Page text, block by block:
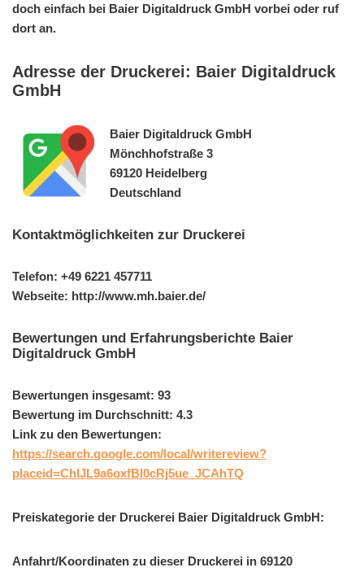
doch einfach bei Baier Digitaldruck GmbH vorbei oder ruf
dort an.
Adresse der Druckerei: Baier Digitaldruck
GmbH
Baier Digitaldruck GmbH
Mönchhofstraße 3
69120 Heidelberg
Deutschland
Kontaktmöglichkeiten zur Druckerei
Telefon: +49 6221 457711
Webseite: http://www.mh.baier.de/
Bewertungen und Erfahrungsberichte Baier
Digitaldruck GmbH
Bewertungen insgesamt: 93
Bewertung im Durchschnitt: 4.3
Link zu den Bewertungen:
https://search.google.com/local/writereview?
placeid=ChIJL9a6oxfBl0cRj5ue_JCAhTQ
Preiskategorie der Druckerei Baier Digitaldruck GmbH:
Anfahrt/Koordinaten zu dieser Druckerei in 69120